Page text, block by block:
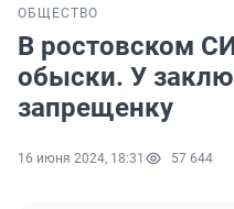
ОБЩЕСТВО
В ростовском
обыски. У
запрещенку
16 июня 2024, 18:31 57 644